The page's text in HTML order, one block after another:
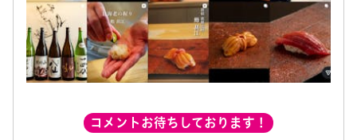
コメントお待ちしております！